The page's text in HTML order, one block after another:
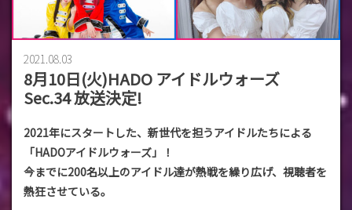
2021.08.03
8月10日(火)HADO アイドルウォーズ
Sec.34 放送決定!
2021年にスタートした、新世代を担うアイドルたちによる
「HADOアイドルウォーズ」！
今までに200名以上のアイドル達が熱戦を繰り広げ、視聴者を
熱狂させている。